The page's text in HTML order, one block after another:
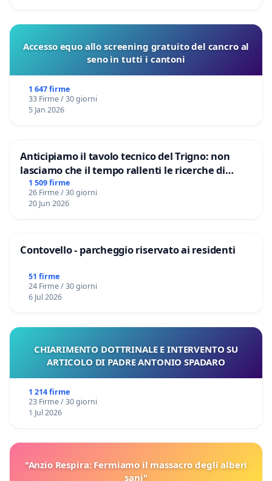
Accesso equo allo screening gratuito del cancro al
seno in tutti i cantoni
1 647 firme
33 Firme / 30 giorni
5 Jan 2026
Anticipiamo il tavolo tecnico del Trigno: non
lasciamo che il tempo rallenti le ricerche di
Domenico Racanati
1 509 firme
26 Firme / 30 giorni
20 Jun 2026
Contovello - parcheggio riservato ai residenti
51 firme
24 Firme / 30 giorni
6 Jul 2026
CHIARIMENTO DOTTRINALE E INTERVENTO SU
ARTICOLO DI PADRE ANTONIO SPADARO
1 214 firme
23 Firme / 30 giorni
1 Jul 2026
"Anzio Respira: Fermiamo il massacro degli alberi
sani"